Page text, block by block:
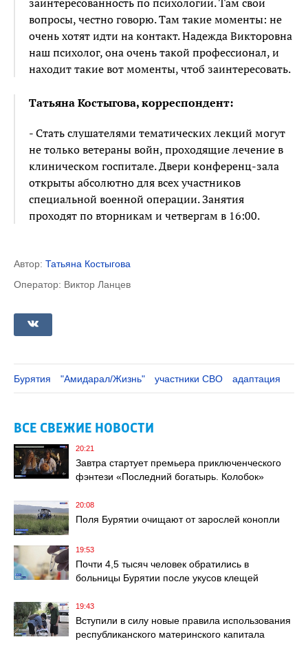
вопросы, честно говорю. Там такие моменты: не
очень хотят идти на контакт. Надежда Викторовна
наш психолог, она очень такой профессионал, и
находит такие вот моменты, чтоб заинтересовать.
Татьяна Костыгова, корреспондент:
- Стать слушателями тематических лекций могут
не только ветераны войн, проходящие лечение в
клиническом госпитале. Двери конференц-зала
открыты абсолютно для всех участников
специальной военной операции. Занятия
проходят по вторникам и четвергам в 16:00.
Автор: Татьяна Костыгова
Оператор: Виктор Ланцев
Бурятия "Амидарал/Жизнь" участники СВО адаптация
ВСЕ СВЕЖИЕ НОВОСТИ
20:21
Завтра стартует премьера приключенческого
фэнтези «Последний богатырь. Колобок»
20:08
Поля Бурятии очищают от зарослей конопли
19:53
Почти 4,5 тысяч человек обратились в
больницы Бурятии после укусов клещей
19:43
Вступили в силу новые правила использования
республиканского материнского капитала